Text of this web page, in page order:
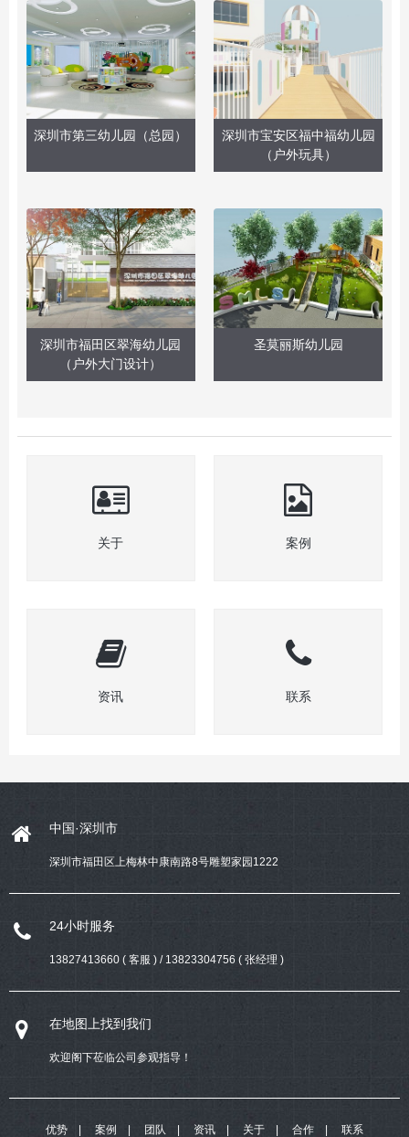
深圳市第三幼儿园（总园）
深圳市宝安区福中福幼儿园
（户外玩具）
深圳市福田区翠海幼儿园
（户外大门设计）
圣莫丽斯幼儿园
关于 案例
资讯 联系
中国·深圳市
深圳市福田区上梅林中康南路8号雕塑家园1222
24小时服务
13827413660 ( 客服 ) / 13823304756 ( 张经理 )
在地图上找到我们
欢迎阁下莅临公司参观指导！
优势 案例 团队 资讯 关于 合作 联系